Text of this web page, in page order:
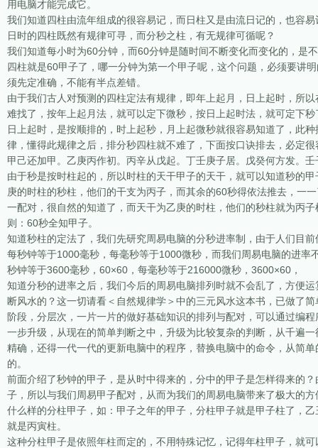
用电脑才能完成它。
我们知道四柱由流年组成的很容易记，而日柱又是由流日记的，也容
日时的四柱既然有规律可寻，而分秒之柱，有无规律可循呢？
我们知道每小时为60分钟，而60分钟是随时间不断变化而变化的，是
四柱就是60甲子了，哪一分钟为第一个甲子呢，这个问题，必须要讲
须先定准确，不能有半点差错。
由于我们古人对预测的四柱定法有规律，即年上起月，日上起时，所
难找了，按年上起月法，就可以定下微秒，按日上起时法，就可定下
日上起时，是按顺排的，时上起秒，月上起微秒就很容易知道了，此
律，懂得此规律之后，排分秒四柱就不难了，下面按口诀排去，必定
甲己还加甲。乙庚丙作初。丙辛从戊起。丁壬庚子居。戊癸何方发。
由于秒是按时柱起的，所以时柱的天干甲子的天干，就可以知道秒的
庚的时柱的秒柱，他们的干支为丙子，而其余的60秒得依法推去，一
一配对，很自然的知道了，而天干为乙庚的时柱，他们的秒柱就为丙
则：60秒全知甲子。
知道秒柱的定法了，我们先研究周易电脑的分秒进率制，由于人们目
每秒钟等于1000毫秒，每毫秒等于1000微秒，而我们周易电脑的进
秒钟等于3600毫秒，60×60，每毫秒等于216000微秒，3600×60，
知道分秒的进率之后，我们今后的周易电脑排列时就不会乱了，方便
断风水的？这一切请看＜自然规律学＞中的三元风水这本书，已做了
阶段，分层次，一片一片的做好基础知识的排列与配对，可以通过编
一步升级，从现在的简单判断之中，升级为比较复杂的判断，从千遍
精确，还得一代一代的更新电脑中的程序，替换电脑中的命令，从简
的。
前面介绍了秒钟的甲子，是从时中得来的，分中的甲子是怎样得来的
子，所以与我们周易甲子配对，从而为我们的周易电脑带来了极大的
什么样的分柱甲子，如：甲子之年的甲子，分柱甲子就是甲子柱了，
就是丙寅柱。
这种分柱甲子是依照年柱而定的，不用特殊记忆，记得年柱甲子，就